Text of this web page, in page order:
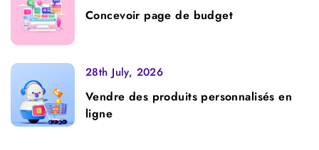
Concevoir page de budget
28th July, 2026
Vendre des produits personnalisés en
ligne